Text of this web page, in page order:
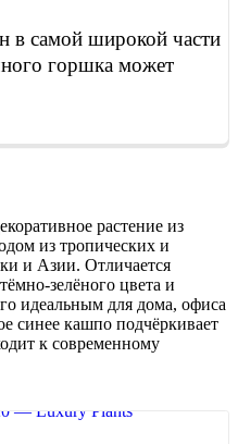
в самой широкой части
горшка может
растение из
из тропических и
и Азии. Отличается
зелёного цвета и
идеальным для дома, офиса
синее кашпо подчёркивает
к современному